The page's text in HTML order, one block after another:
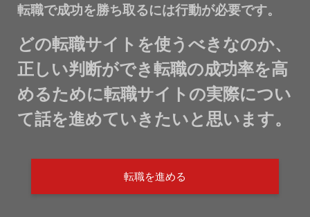
転職で成功を勝ち取るには行動が必要です。
どの転職サイトを使うべきなのか、
正しい判断ができ転職の成功率を高
めるために転職サイトの実際につい
て話を進めていきたいと思います。
転職を進める